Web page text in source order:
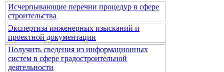
Исчерпывающие перечни процедур в сфере
строительства
Экспертиза инженерных изысканий и
проектной документации
Получить сведения из информационных
систем в сфере градостроительной
деятельности